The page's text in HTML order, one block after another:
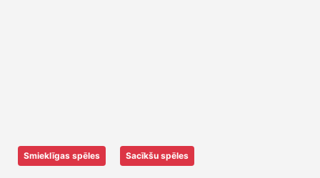
Smieklīgas spēles Sacīkšu spēles